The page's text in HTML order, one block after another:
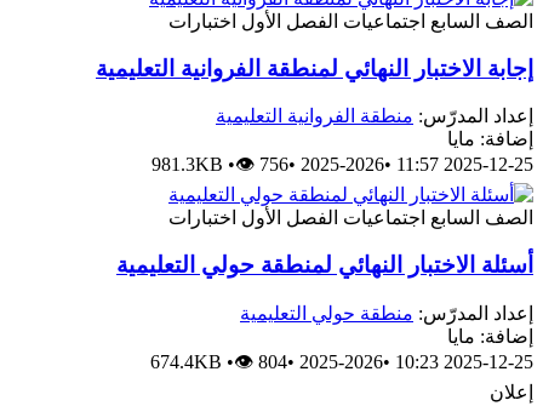
الصف السابع اجتماعيات الفصل الأول اختبارات
إجابة الاختبار النهائي لمنطقة الفروانية التعليمية
إعداد المدرّس: منطقة الفروانية التعليمية
إضافة: مايا
2025-12-25 11:57
•
2025-2026
•
981.3KB •👁 756
الصف السابع اجتماعيات الفصل الأول اختبارات
أسئلة الاختبار النهائي لمنطقة حولي التعليمية
إعداد المدرّس: منطقة حولي التعليمية
إضافة: مايا
2025-12-25 10:23
•
2025-2026
•
674.4KB •👁 804
إعلان